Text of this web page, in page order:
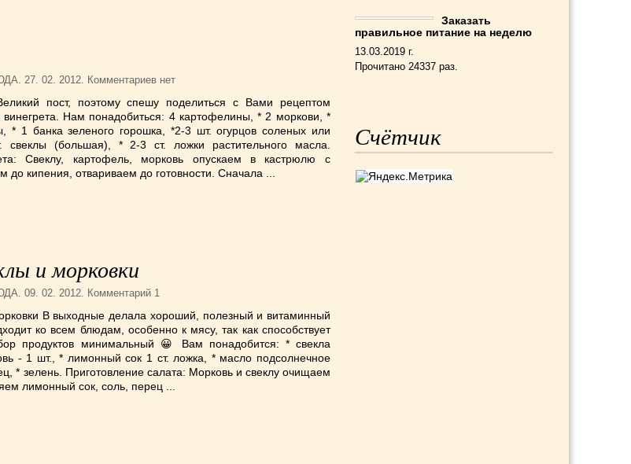
. 27. 02. 2012. Комментариев нет
пост, поэтому спешу поделиться с Вами рецептом
винегрета. Нам понадобиться: 4 картофелины, * 2 моркови, *
* 1 банка зеленого горошка, *2-3 шт. огурцов соленых или
(большая), * 2-3 ст. ложки растительного масла.
Свеклу, картофель, морковь опускаем в кастрюлю с
до кипения, отвариваем до готовности. Сначала ...
и морковки
. 09. 02. 2012. Комментарий 1
В выходные делала хороший, полезный и витаминный
ко всем блюдам, особенно к мясу, так как способствует
продуктов минимальный 😀 Вам понадобится: * свекла
- 1 шт., * лимонный сок 1 ст. ложка, * масло подсолнечное
* зелень. Приготовление салата: Морковь и свеклу очищаем
лимонный сок, соль, перец ...
Заказать
правильное питание на неделю
13.03.2019 г.
Прочитано 24337 раз.
Счётчик